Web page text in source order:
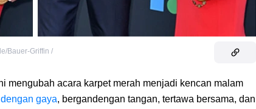
Bauer-Griffin /
mengubah acara karpet merah menjadi kencan malam
gaya, bergandengan tangan, tertawa bersama, dan